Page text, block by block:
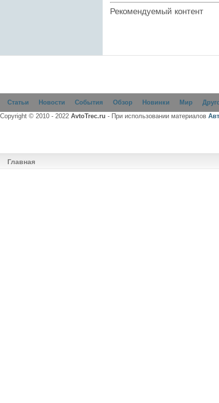
Рекомендуемый контент
Статьи Новости События Обзор Новинки Мир
Copyright © 2010 - 2022 AvtoTrec.ru - При использовании материалов
Главная